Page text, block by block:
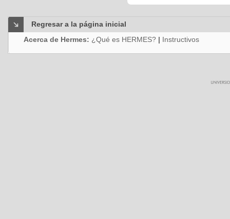
Regresar a la página inicial
Acerca de Hermes: ¿Qué es HERMES? | Instructivos